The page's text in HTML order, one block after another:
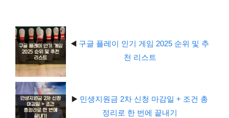
◀️ 구글 플레이 인기 게임 2025 순위 및 추
천 리스트
▶️ 민생지원금 2차 신청 마감일 + 조건 총
정리로 한 번에 끝내기